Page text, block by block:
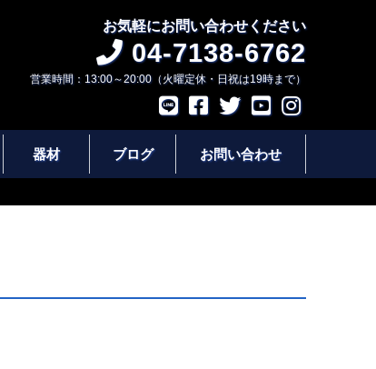
お気軽にお問い合わせください
04-7138-6762
営業時間：13:00～20:00（火曜定休・日祝は19時まで）
器材 ブログ お問い合わせ